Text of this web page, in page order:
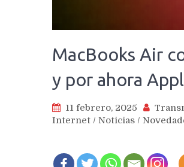
MacBooks Air
y por ahora
11 febrero, 2025
Internet / Noticias /